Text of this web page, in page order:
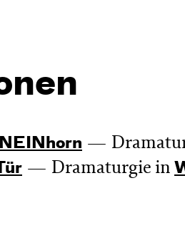
NEIN­horn
Dramaturgie in